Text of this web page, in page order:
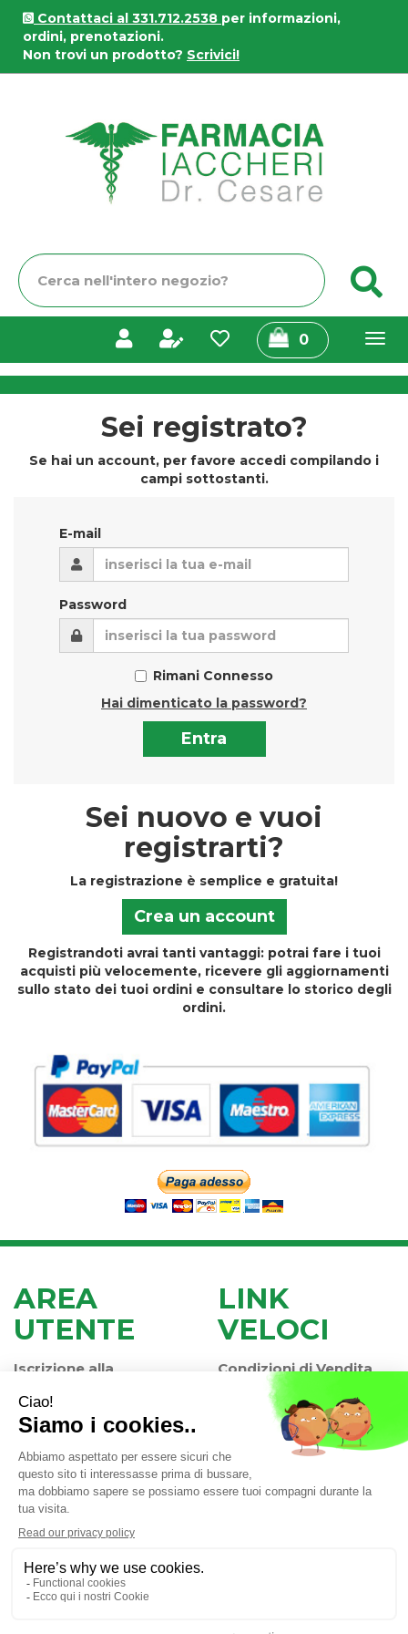
Passa
contenuto
principale
Contattaci al 331.712.2538 per informazioni,
ordini, prenotazioni.
Non trovi un prodotto? Scrivici!
Cerca
Prodotto
0prodotti
inseriti
Sei registrato?
Se hai un account, per favore accedi compilando i
campi sottostanti.
E-mail
Password
Rimani Connesso
Hai dimenticato la password?
Sei nuovo e vuoi
registrarti?
La registrazione è semplice e gratuita!
Crea un account
Registrandoti avrai tanti vantaggi: potrai fare i tuoi
acquisti più velocemente, ricevere gli aggiornamenti
sullo stato dei tuoi ordini e consultare lo storico degli
ordini.
AREA
UTENTE
Iscrizione alla
Newsletter
Contatti
Informativa Privacy
LINK
VELOCI
Condizioni di Vendita
Modalità di Pagamento
Modalità di Spedizione
e Ritiro
Valli di Chioggia (VE)
info@farmaciaiaccheri.it
04025840275 | Numero R.E.A.: VE-358876